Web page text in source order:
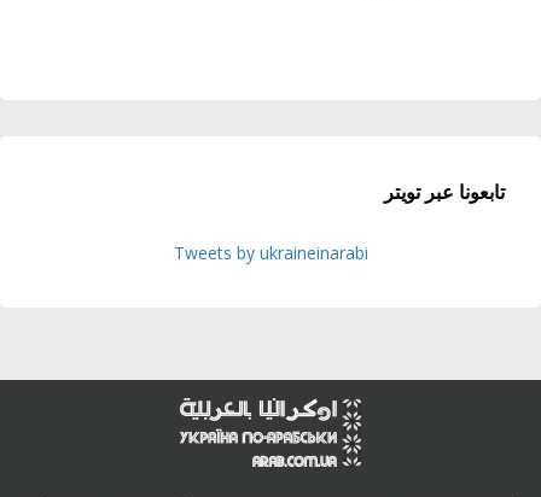
تابعونا عبر تويتر
Tweets by ukraineinarabi